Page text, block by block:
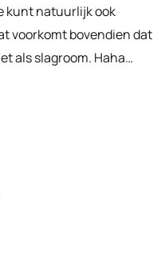
kunt natuurlijk ook
voorkomt bovendien dat
als slagroom. Haha…